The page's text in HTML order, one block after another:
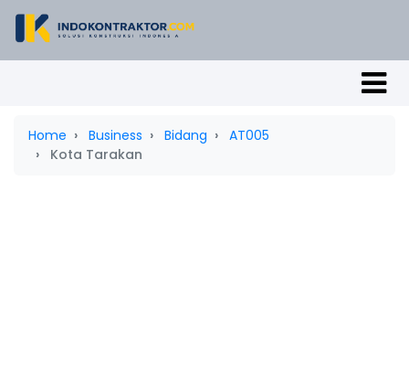
Home Business Bidang
AT005
Kota Tarakan